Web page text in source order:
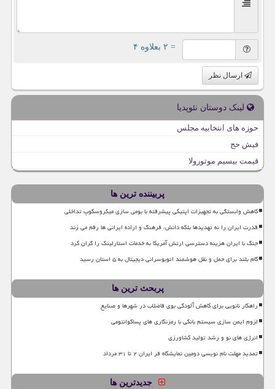
= ۲ بعلاوه ۴
ارسال نظر
لینک دوستان نئوپدیا
حوزه های انتخابیه مجلس
فیش حج
قیمت بیسیم موتورولا
پربیننده ترین ها
کاهش وابستگی به تجهیزات اپتیکی پیشرفته با بومی سازی میکروسکوپ تداخلی
قدرت ایران را نه تهدیدها بلکه دانش، فرهنگ و اراده ایرانی ها رقم می زند
جنگ با ایران هزینه دسترسی ارتش آمریکا به خدمات استارلینک را گران کرد
گام بلند برای حمل و نقل هوشمند اتوبوسرانی دیجیتال به ۵ استان رسید
پربحث ترین ها
راهکار نانویی برای کاهش آلودگی بوی فاضلاب در شهرها و صنایع
لزوم ایمن سازی سیستم بانکی با رمزنگاری های پساکوانتومی
انرژی های نو و رشد تولید کشاورزی
تمدید مهلت نام نویسی دومین نمایشگاه فر ایران ۲ تا ۳۱ مرداد
جدیدترین ها